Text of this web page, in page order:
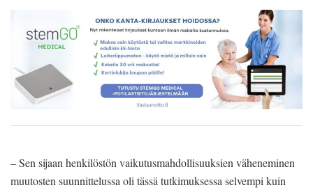
– Sen sijaan henkilöstön vaikutusmahdollisuuksien väheneminen
muutosten suunnittelussa oli tässä tutkimuksessa selvempi kuin